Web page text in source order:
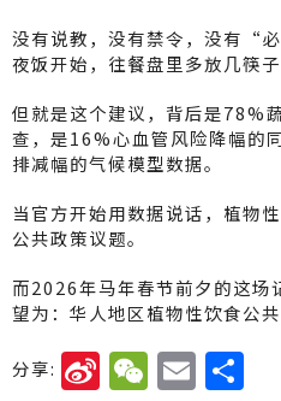
没有说教，没有禁令，没有“
夜饭开始，往餐盘里多放几筷子
但就是这个建议，背后是78%
查，是16%心血管风险降幅的
排减幅的气候模型数据。
当官方开始用数据说话，植物
公共政策议题。
而2026年马年春节前夕的这场
望为：华人地区植物性饮食公
分享: Si W E